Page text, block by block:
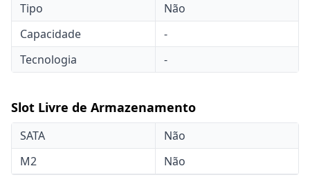
Tipo
Não
Capacidade
-
Tecnologia
-
Slot Livre de Armazenamento
SATA
Não
M2
Não